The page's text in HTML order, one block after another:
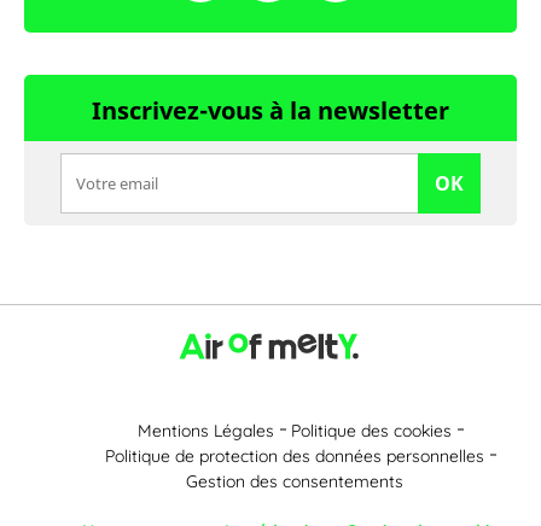
Inscrivez-vous à la newsletter
OK
Mentions Légales
Politique des cookies
Politique de protection des données personnelles
Gestion des consentements